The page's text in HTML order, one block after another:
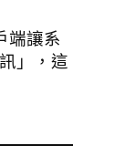
端讓系
」，這